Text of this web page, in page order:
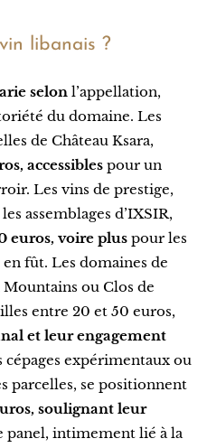
libanais ?
selon l’appellation,
du domaine. Les
de Château Ksara,
accessibles pour un
Les vins de prestige,
assemblages d’IXSIR,
euros, voire plus pour les
fût. Les domaines de
ou Clos de
entre 20 et 50 euros,
et leur engagement
cépages expérimentaux ou
parcelles, se positionnent
soulignant leur
panel, intimement lié à la